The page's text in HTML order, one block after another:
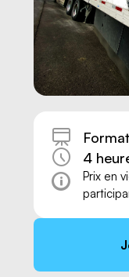
Nous
4
Prix en